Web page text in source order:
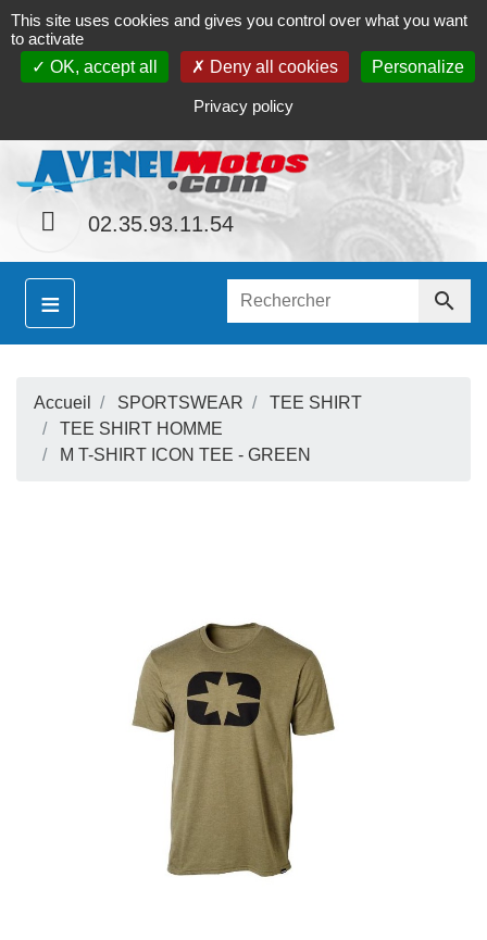
Contact Le magasin Mon compte
02.35.93.11.54
≡ 
Accueil SPORTSWEAR
TEE SHIRT
TEE SHIRT HOMME
M T-SHIRT ICON TEE - GREEN
This site uses cookies and gives you control over what you want
to activate
OK, accept all
Deny all cookies Personalize
Privacy policy